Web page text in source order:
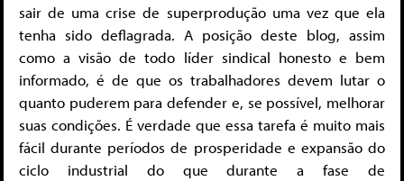
sair de uma crise de superprodução uma vez que ela
tenha sido deflagrada. A posição deste blog, assim
como a visão de todo líder sindical honesto e bem
informado, é de que os trabalhadores devem lutar o
quanto puderem para defender e, se possível, melhorar
suas condições. É verdade que essa tarefa é muito mais
fácil durante períodos de prosperidade e expansão do
ciclo industrial do que durante a fase de